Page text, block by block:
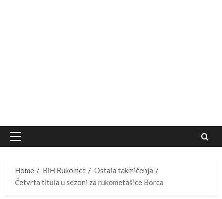
Primary
Home
BiH Rukomet
Ostala takmičenja
Četvrta titula u sezoni za rukometašice Borca